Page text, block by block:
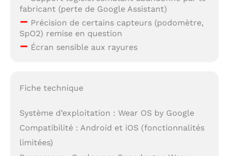
fabricant (perte de Google Assistant)
– Précision de certains capteurs (podomètre,
SpO2) remise en question
– Écran sensible aux rayures
Fiche technique
Système d’exploitation : Wear OS by Google
Compatibilité : Android et iOS (fonctionnalités
limitées)